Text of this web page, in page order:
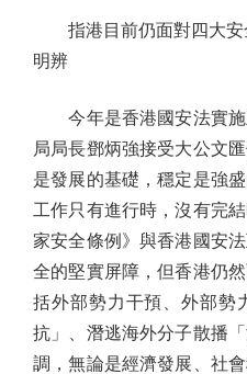
指港目前仍面對四大安
明辨
今年是香港國安法實施
局局長鄧炳強接受大公文
是發展的基礎，穩定是強
工作只有進行時，沒有完
家安全條例》與香港國安
全的堅實屏障，但香港仍
括外部勢力干預、外部勢
抗」、潛逃海外分子散播
調，無論是經濟發展、社